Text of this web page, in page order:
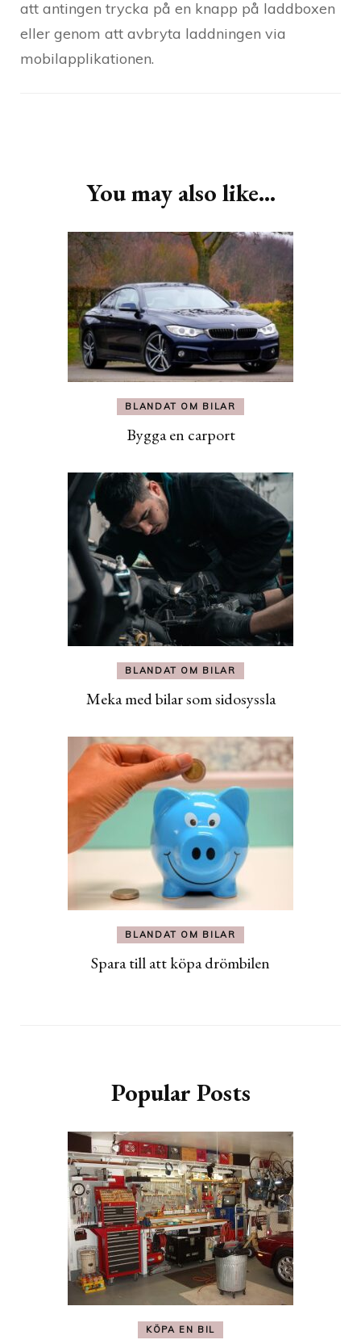
att antingen trycka på en knapp på laddboxen
eller genom att avbryta laddningen via
mobilapplikationen.
You may also like...
BLANDAT OM BILAR
Bygga en carport
BLANDAT OM BILAR
Meka med bilar som sidosyssla
BLANDAT OM BILAR
Spara till att köpa drömbilen
Popular Posts
KÖPA EN BIL